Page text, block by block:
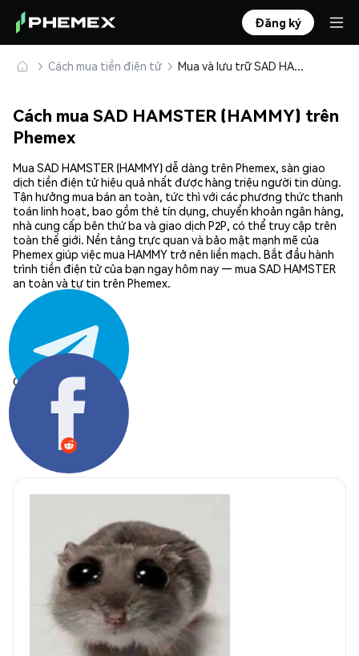
Đăng ký
Cách mua tiền điện tử Mua và lưu trữ SAD HAMSTER (HAMMY) an toàn
Cách mua SAD HAMSTER (HAMMY) trên
Phemex
Mua SAD HAMSTER (HAMMY) dễ dàng trên Phemex, sàn giao
dịch tiền điện tử hiệu quả nhất được hàng triệu người tin dùng.
Tận hưởng mua bán an toàn, tức thì với các phương thức thanh
toán linh hoạt, bao gồm thẻ tín dụng, chuyển khoản ngân hàng,
nhà cung cấp bên thứ ba và giao dịch P2P, có thể truy cập trên
toàn thế giới. Nền tảng trực quan và bảo mật mạnh mẽ của
Phemex giúp việc mua HAMMY trở nên liền mạch. Bắt đầu hành
trình tiền điện tử của bạn ngay hôm nay — mua SAD HAMSTER
an toàn và tự tin trên Phemex.
Chia sẻ: